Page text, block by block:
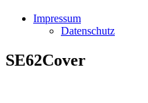
Impressum
Datenschutz
SE62Cover